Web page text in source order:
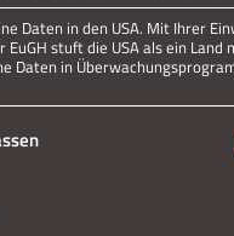
Daten in den USA. Mit Ihrer
EuGH stuft die USA als ein
Daten in
für die eine